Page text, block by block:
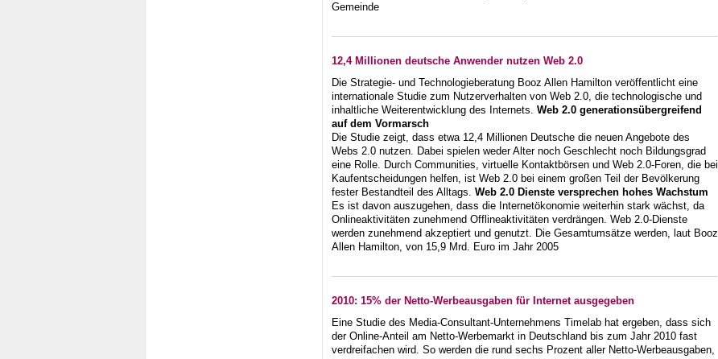
Gemeinde
12,4 Millionen deutsche Anwender nutzen Web 2.0
Die Strategie- und Technologieberatung Booz Allen Hamilton veröffentlicht eine
internationale Studie zum Nutzerverhalten von Web 2.0, die technologische und
inhaltliche Weiterentwicklung des Internets. Web 2.0 generationsübergreifend
auf dem Vormarsch
Die Studie zeigt, dass etwa 12,4 Millionen Deutsche die neuen Angebote des
Webs 2.0 nutzen. Dabei spielen weder Alter noch Geschlecht noch Bildungsgrad
eine Rolle. Durch Communities, virtuelle Kontaktbörsen und Web 2.0-Foren, die bei
Kaufentscheidungen helfen, ist Web 2.0 bei einem großen Teil der Bevölkerung
fester Bestandteil des Alltags. Web 2.0 Dienste versprechen hohes Wachstum
Es ist davon auszugehen, dass die Internetökonomie weiterhin stark wächst, da
Onlineaktivitäten zunehmend Offlineaktivitäten verdrängen. Web 2.0-Dienste
werden zunehmend akzeptiert und genutzt. Die Gesamtumsätze werden, laut Booz
Allen Hamilton, von 15,9 Mrd. Euro im Jahr 2005
2010: 15% der Netto-Werbeausgaben für Internet ausgegeben
Eine Studie des Media-Consultant-Unternehmens Timelab hat ergeben, dass sich
der Online-Anteil am Netto-Werbemarkt in Deutschland bis zum Jahr 2010 fast
verdreifachen wird. So werden die rund sechs Prozent aller Netto-Werbeausgaben,